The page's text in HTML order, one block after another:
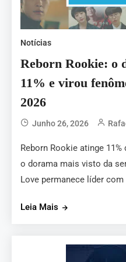
Notícias
Reborn Rookie: o
11% e virou
2026
Junho 26, 2026
Reborn Rookie atinge
o dorama mais visto da
Love permanece líder com
Leia Mais